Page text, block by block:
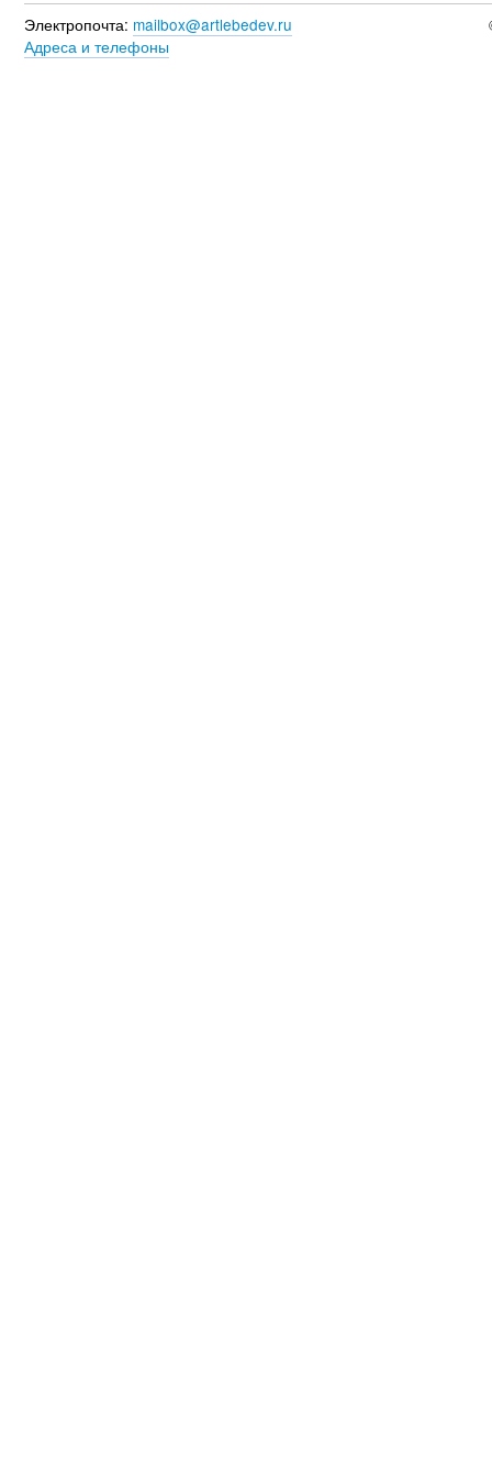
Электропочта: mailbox@artlebedev.ru
Адреса и телефоны